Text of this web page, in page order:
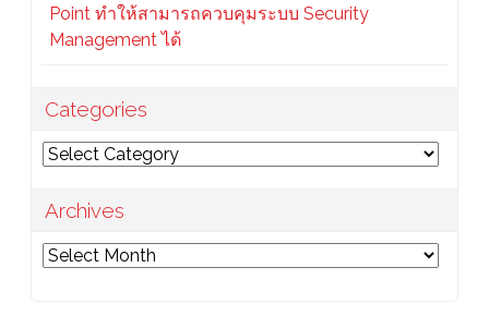
Point ทำให้สามารถควบคุมระบบ Security
Management ได้
Categories
Categories
Archives
Archives